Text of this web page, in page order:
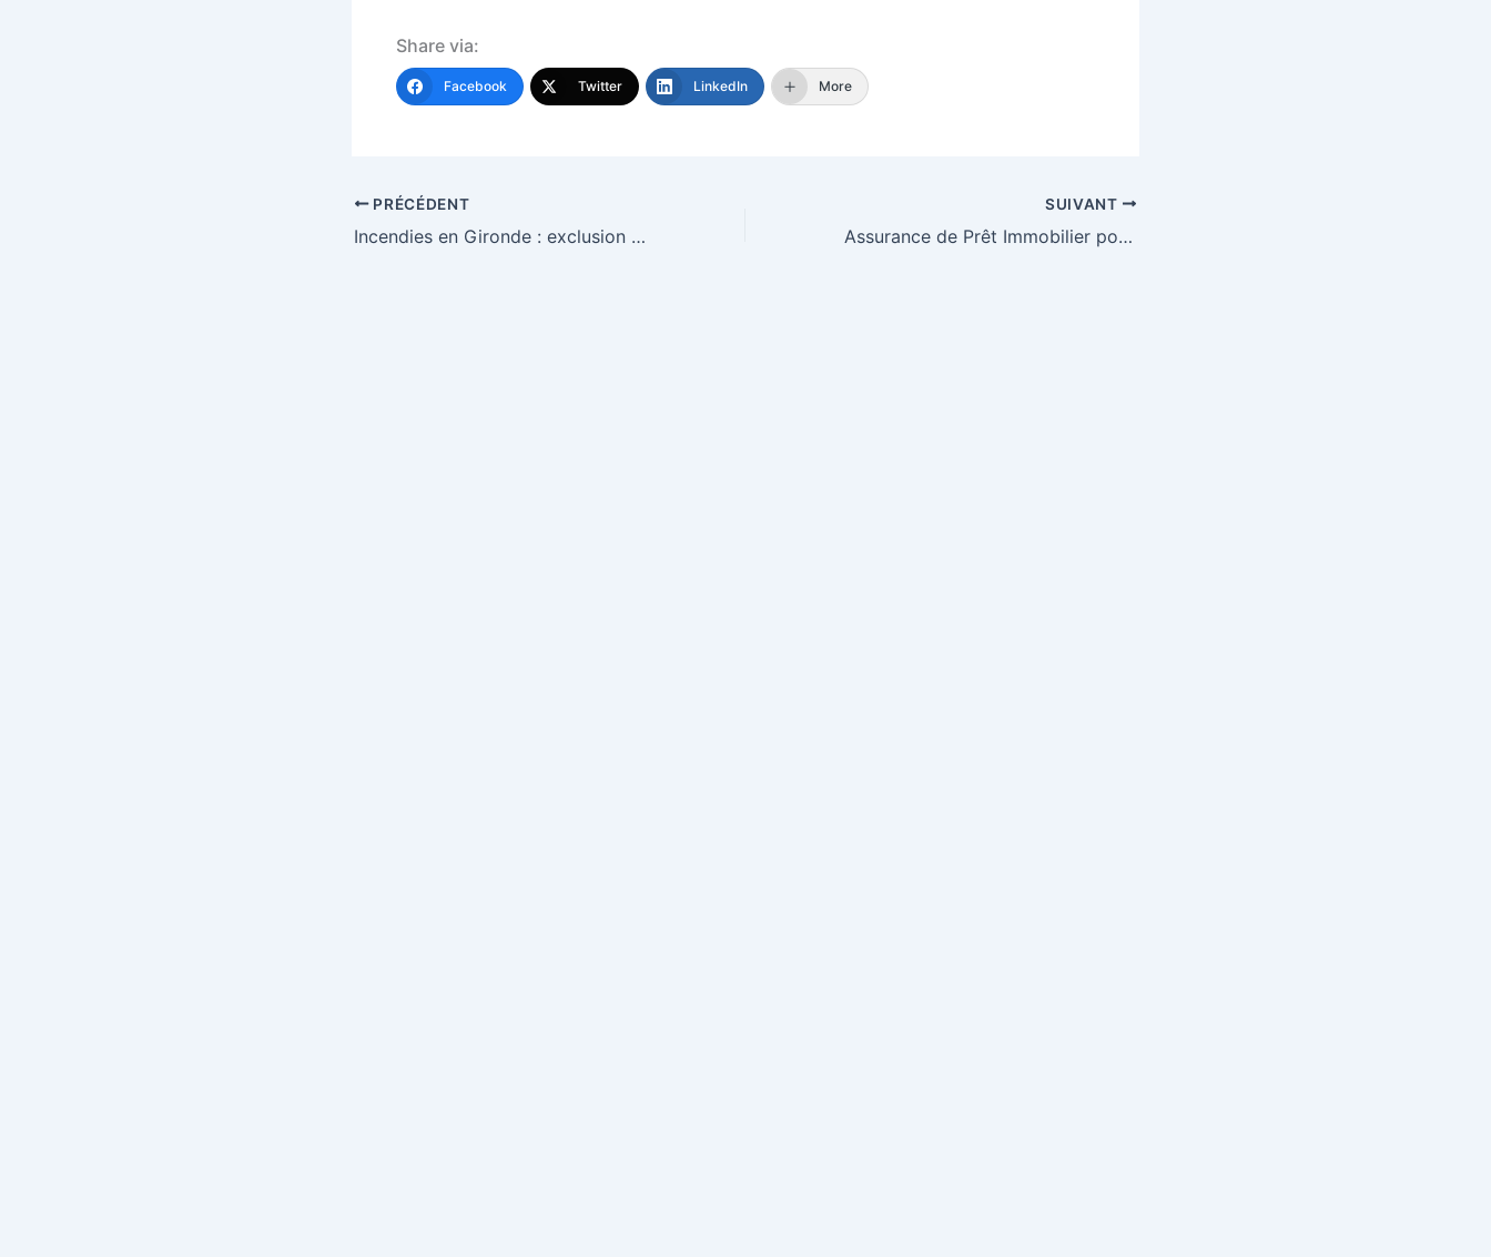
Share via:
Facebook Twitter LinkedIn More
PRÉCÉDENT
Incendies en Gironde : exclusion de la procédure de catastrophe naturelle
SUIVANT
Assurance de Prêt Immobilier pour Expatriés à Shanghai – Assurance Emprunteur pour Expat ✈️🌏🏠?